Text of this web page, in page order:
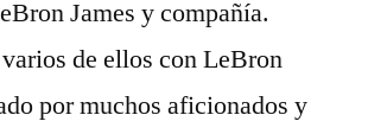
James y compañía.
de ellos con LeBron
por muchos aficionados y